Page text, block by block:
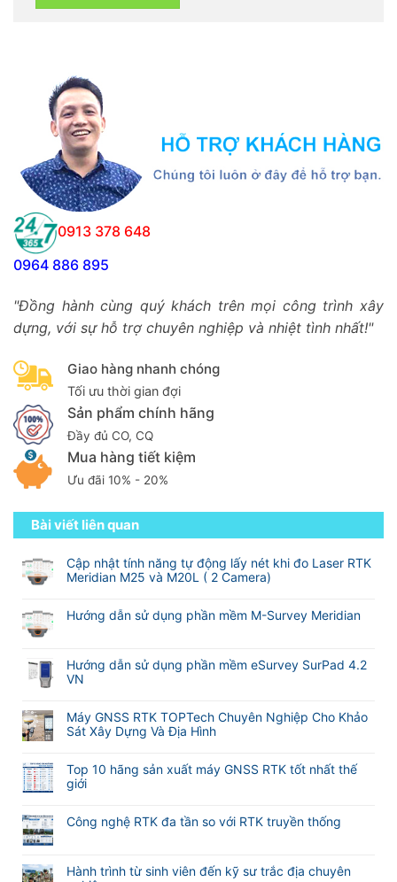
0913 378 648
0964 886 895
"Đồng hành cùng quý khách trên mọi công trình xây
dựng, với sự hỗ trợ chuyên nghiệp và nhiệt tình nhất!"
Giao hàng nhanh chóng
Tối ưu thời gian đợi
Sản phẩm chính hãng
Đầy đủ CO, CQ
Mua hàng tiết kiệm
Ưu đãi 10% - 20%
Bài viết liên quan
Cập nhật tính năng tự động lấy nét khi đo Laser RTK
Meridian M25 và M20L ( 2 Camera)
có
bình
Cập
nhật
tự
động
nét
khi
đo
RTK
và
M20L
Hướng dẫn sử dụng phần mềm M-Survey Meridian
bình
luận
dẫn
sử
mềm
M-
Meridian
Hướng dẫn sử dụng phần mềm eSurvey SurPad 4.2
VN
có
bình
luận
Hướng
dẫn
sử
phần
SurPad
Máy GNSS RTK TOPTech Chuyên Nghiệp Cho Khảo
Sát Xây Dựng Và Địa Hình
có
bình
luận
Máy
GNSS
Chuyên
Top 10 hãng sản xuất máy GNSS RTK tốt nhất thế
giới
có
bình
Top
Công nghệ RTK đa tần so với RTK truyền thống
bình
Hành trình từ sinh viên đến kỹ sư trắc địa chuyên